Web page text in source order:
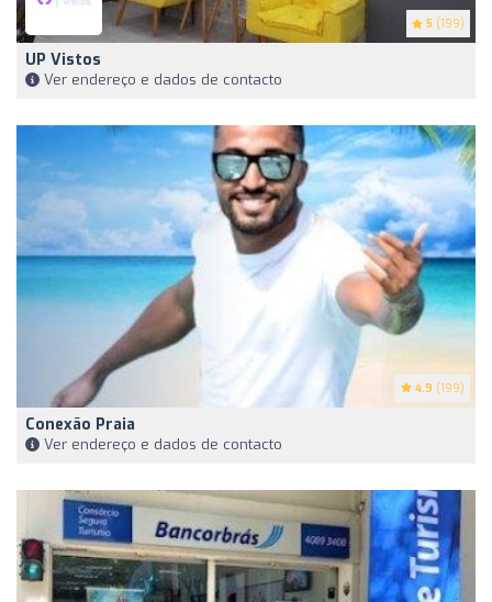
5 (199)
UP Vistos
Ver endereço e dados de contacto
4.9 (199)
Conexão Praia
Ver endereço e dados de contacto